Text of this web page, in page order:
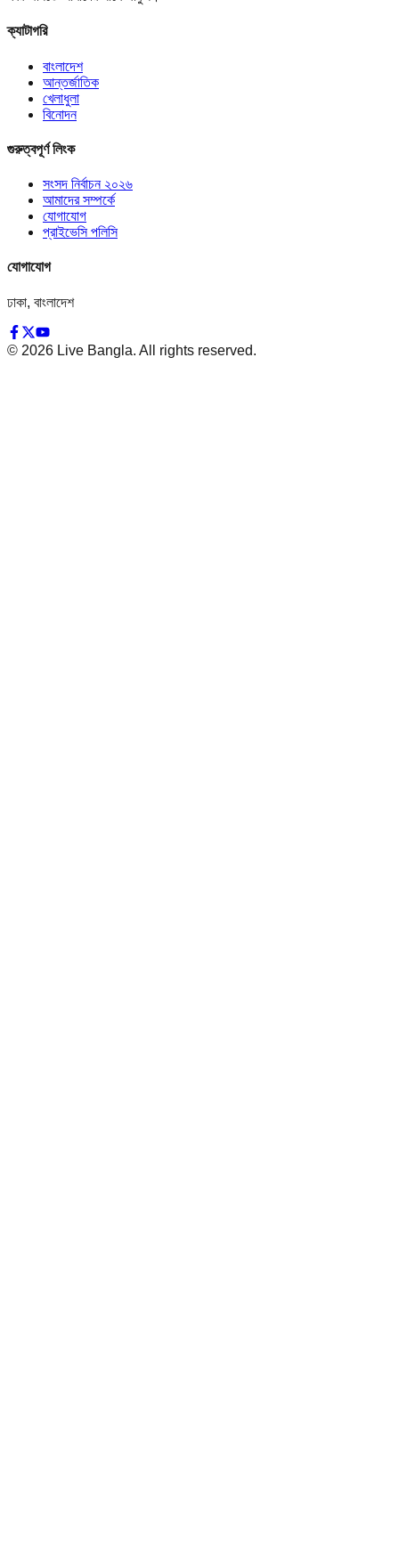
ক্যাটাগরি
বাংলাদেশ
আন্তর্জাতিক
খেলাধুলা
বিনোদন
গুরুত্বপূর্ণ লিংক
সংসদ নির্বাচন ২০২৬
আমাদের সম্পর্কে
যোগাযোগ
প্রাইভেসি পলিসি
যোগাযোগ
ঢাকা, বাংলাদেশ
© 2026 Live Bangla. All rights reserved.